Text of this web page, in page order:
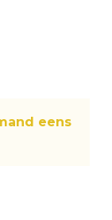
eens